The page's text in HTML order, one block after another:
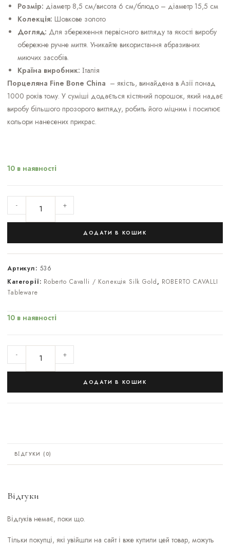
Розмір: діаметр 8,5 см/висота 6 см/блюдо – діаметр 15,5 см
Колекція: Шовкове золото
Догляд: Для збереження первісного вигляду та якості виробу
обережне ручне миття. Уникайте використання абразивних
миючих засобів.
Країна виробник: Італія
Порцеляна Fine Bone China – якість, винайдена в Азії понад
1000 років тому. У суміші додається кістяний порошок, який надає
виробу більшого прозорого вигляду, робить його міцним і посилює
кольори нанесених прикрас.
10 в наявності
- +
ДОДАТИ В КОШИК
Артикул: 536
Категорії: Roberto Cavalli / Колекція Silk Gold, ROBERTO CAVALLI
Tableware
10 в наявності
- +
ДОДАТИ В КОШИК
ВІДГУКИ (0)
Відгуки
Відгуків немає, поки що.
Тільки покупці, які увійшли на сайт і вже купили цей товар, можуть